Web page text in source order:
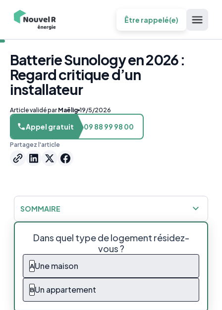
Être rappelé(e)
Batterie Sunology en 2026 :
Regard critique d’un
installateur
Article validé par Maëlig 19/5/2026
Appel gratuit 09 88 99 98 00
Partagez l'article
Dans quel type de logement résidez-
vous ?
AUne maison
BUn appartement
SOMMAIRE
Le verdict technique sur la batterie solaire
Sunology
La gamme Sunology : Play, Storey et
l'intelligence embarquée
Pourquoi choisir (ou non) Sunology pour
votre maison ?